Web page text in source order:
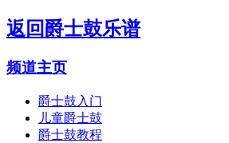
返回爵士鼓乐谱
频道主页
爵士鼓入门
儿童爵士鼓
爵士鼓教程